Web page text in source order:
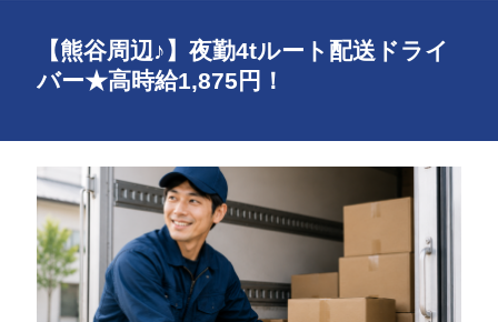
【熊谷周辺♪】夜勤4tルート配送ドライ
バー★高時給1,875円！